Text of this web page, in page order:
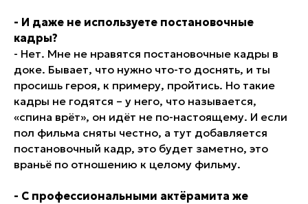
- И даже не используете постановочные
кадры?
- Нет. Мне не нравятся постановочные кадры в
доке. Бывает, что нужно что-то доснять, и ты
просишь героя, к примеру, пройтись. Но такие
кадры не годятся – у него, что называется,
«спина врёт», он идёт не по-настоящему. И если
пол фильма сняты честно, а тут добавляется
постановочный кадр, это будет заметно, это
враньё по отношению к целому фильму.
- С профессиональными актёрамита же